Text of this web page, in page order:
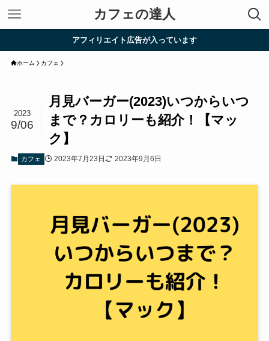
カフェの達人
アフィリエイト広告が入っています
ホーム カフェ
月見バーガー(2023)いつからいつ
まで？カロリーも紹介！【マッ
ク】
2023
9/06
カフェ 2023年7月23日 2023年9月6日